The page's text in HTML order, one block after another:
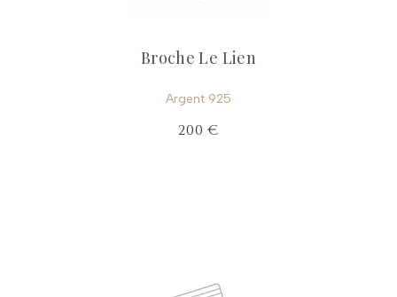
Broche Le Lien
Argent 925
200 €